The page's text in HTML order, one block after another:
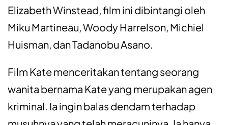
Elizabeth Winstead, film ini dibintangi oleh
Miku Martineau, Woody Harrelson, Michiel
Huisman, dan Tadanobu Asano.
Film Kate menceritakan tentang seorang
wanita bernama Kate yang merupakan agen
kriminal. Ia ingin balas dendam terhadap